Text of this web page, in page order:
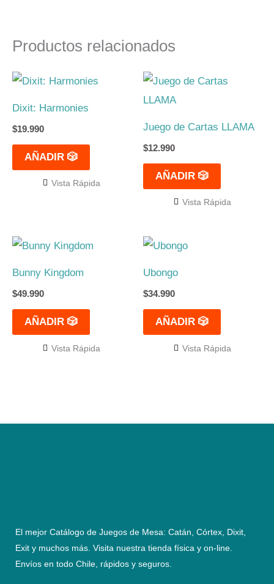
Productos relacionados
Dixit: Harmonies
$19.990
AÑADIR 🎲
Vista Rápida
Juego de Cartas LLAMA
$12.990
AÑADIR 🎲
Vista Rápida
Bunny Kingdom
$49.990
AÑADIR 🎲
Vista Rápida
Ubongo
$34.990
AÑADIR 🎲
Vista Rápida
El mejor Catálogo de Juegos de Mesa: Catán, Córtex, Dixit,
Exit y muchos más. Visita nuestra tienda física y on-line.
Envíos en todo Chile, rápidos y seguros